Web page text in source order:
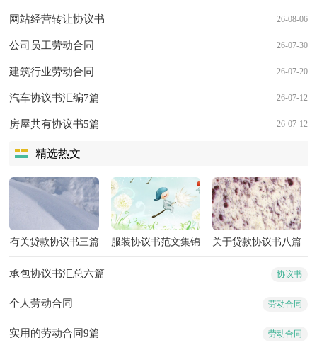
26-08-06
网站经营转让协议书
26-07-30
公司员工劳动合同
26-07-20
建筑行业劳动合同
26-07-12
汽车协议书汇编7篇
26-07-12
房屋共有协议书5篇
精选热文
有关贷款协议书三篇
服装协议书范文集锦
关于贷款协议书八篇
协议书
承包协议书汇总六篇
劳动合同
个人劳动合同
劳动合同
实用的劳动合同9篇